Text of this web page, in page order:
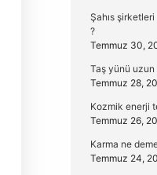
Şahıs
?
Temmuz 30,
Taş yünü uzun
Temmuz 28,
Kozmik enerji
Temmuz 26,
Karma ne
Temmuz 24,